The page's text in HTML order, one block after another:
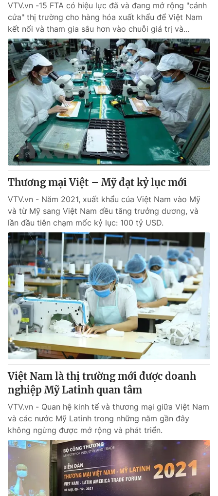
VTV.vn -15 FTA có hiệu lực đã và đang mở rộng "cánh
cửa" thị trường cho hàng hóa xuất khẩu để Việt Nam
kết nối và tham gia sâu hơn vào chuỗi giá trị và...
Thương mại Việt – Mỹ đạt kỷ lục mới
VTV.vn - Năm 2021, xuất khẩu của Việt Nam vào Mỹ
và từ Mỹ sang Việt Nam đều tăng trưởng dương, và
lần đầu tiên chạm mốc kỷ lục: 100 tỷ USD.
Việt Nam là thị trường mới được doanh
nghiệp Mỹ Latinh quan tâm
VTV.vn - Quan hệ kinh tế và thương mại giữa Việt Nam
và các nước Mỹ Latinh trong những năm gần đây
không ngừng được mở rộng và phát triển.